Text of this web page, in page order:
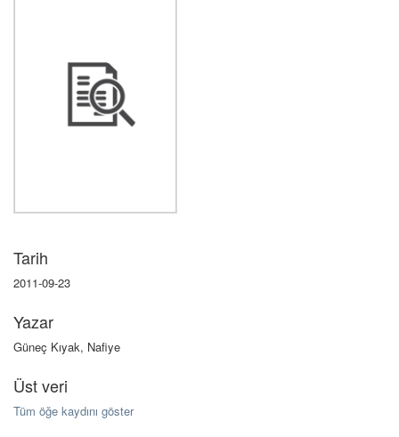
Tarih
2011-09-23
Yazar
Güneç Kıyak, Nafiye
Üst veri
Tüm öğe kaydını göster